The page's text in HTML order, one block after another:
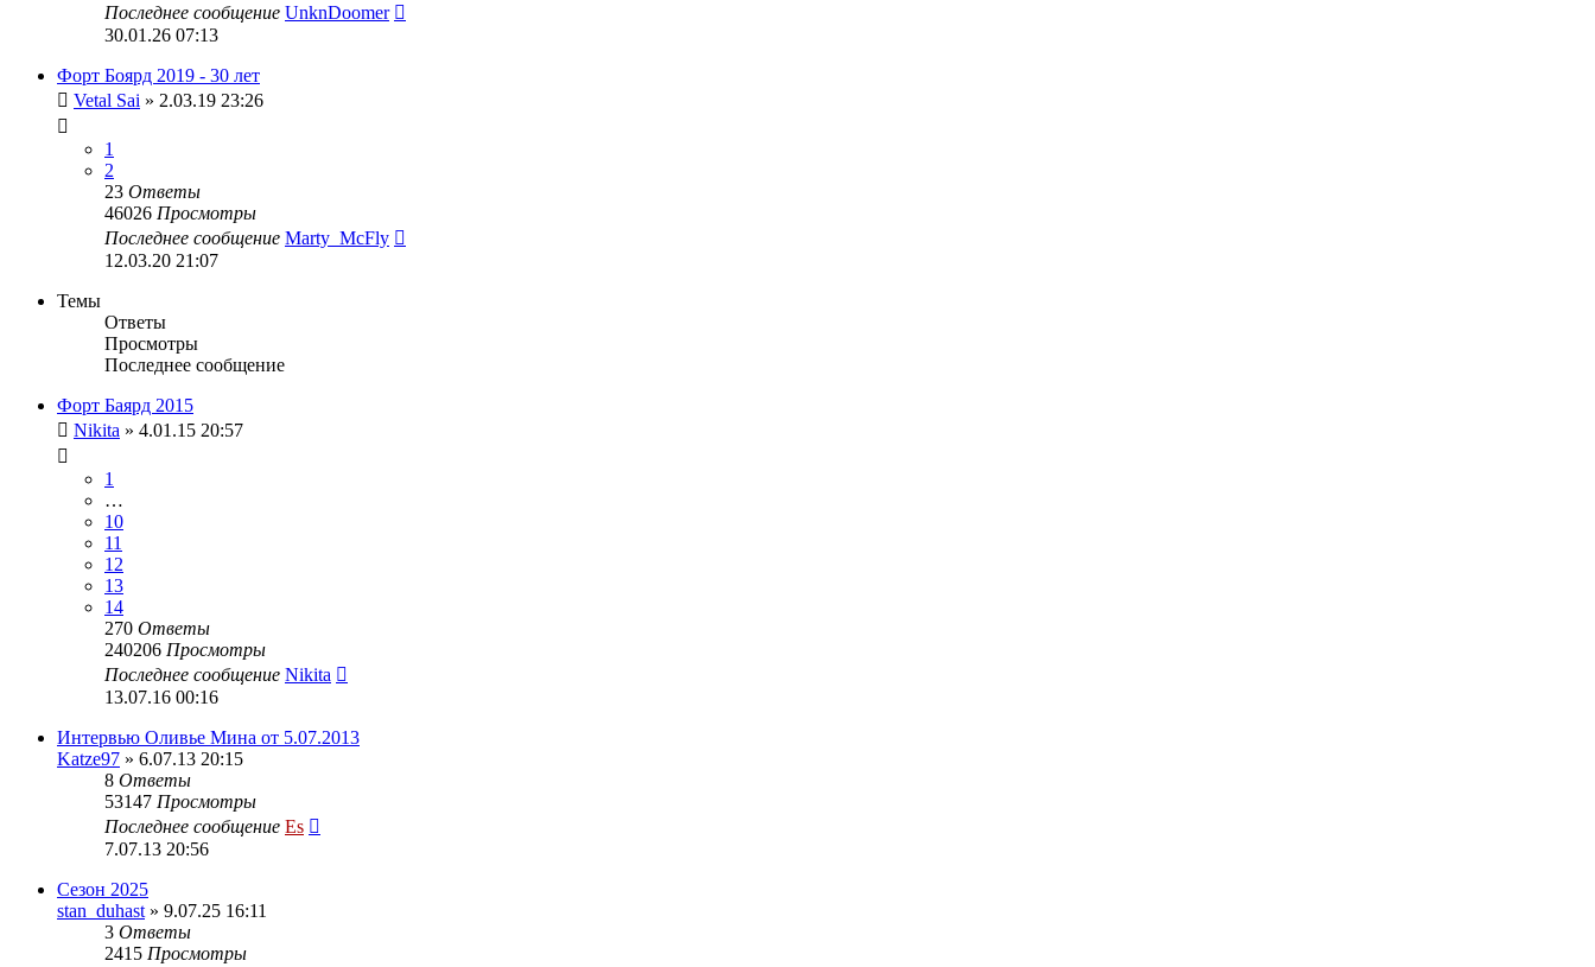
Последнее сообщение UnknDoomer
30.01.26 07:13
Форт Боярд 2019 - 30 лет
Vetal Sai » 2.03.19 23:26
1
2
23 Ответы
46026 Просмотры
Последнее сообщение Marty_McFly
12.03.20 21:07
Темы
Ответы
Просмотры
Последнее сообщение
Форт Баярд 2015
Nikita » 4.01.15 20:57
1
…
10
11
12
13
14
270 Ответы
240206 Просмотры
Последнее сообщение Nikita
13.07.16 00:16
Интервью Оливье Мина от 5.07.2013
Katze97 » 6.07.13 20:15
8 Ответы
53147 Просмотры
Последнее сообщение Es
7.07.13 20:56
Сезон 2025
stan_duhast » 9.07.25 16:11
3 Ответы
2415 Просмотры